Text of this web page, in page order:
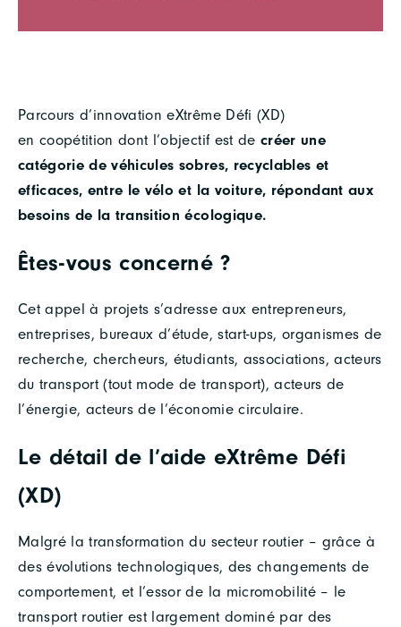
Parcours d’innovation eXtrême Défi (XD)
en coopétition dont l’objectif est de créer une
catégorie de véhicules sobres, recyclables et
efficaces, entre le vélo et la voiture, répondant aux
besoins de la transition écologique.
Êtes-vous concerné ?
Cet appel à projets s’adresse aux entrepreneurs,
entreprises, bureaux d’étude, start-ups, organismes de
recherche, chercheurs, étudiants, associations, acteurs
du transport (tout mode de transport), acteurs de
l’énergie, acteurs de l’économie circulaire.
Le détail de l’aide eXtrême Défi
(XD)
Malgré la transformation du secteur routier – grâce à
des évolutions technologiques, des changements de
comportement, et l’essor de la micromobilité – le
transport routier est largement dominé par des